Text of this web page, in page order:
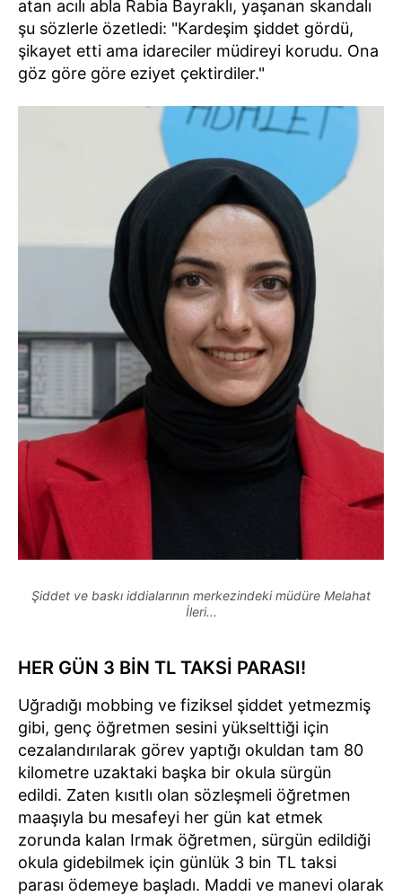
atan acılı abla Rabia Bayraklı, yaşanan skandalı
şu sözlerle özetledi: "Kardeşim şiddet gördü,
şikayet etti ama idareciler müdireyi korudu. Ona
göz göre göre eziyet çektirdiler."
Şiddet ve baskı iddialarının merkezindeki müdüre Melahat
İleri...
HER GÜN 3 BİN TL TAKSİ PARASI!
Uğradığı mobbing ve fiziksel şiddet yetmezmiş
gibi, genç öğretmen sesini yükselttiği için
cezalandırılarak görev yaptığı okuldan tam 80
kilometre uzaktaki başka bir okula sürgün
edildi. Zaten kısıtlı olan sözleşmeli öğretmen
maaşıyla bu mesafeyi her gün kat etmek
zorunda kalan Irmak öğretmen, sürgün edildiği
okula gidebilmek için günlük 3 bin TL taksi
parası ödemeye başladı. Maddi ve manevi olarak